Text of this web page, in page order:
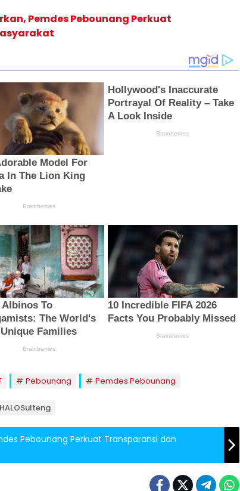
Pemdes Pebounang Perkuat
Pebounang Pemdes Pebounang
Pebounang Perkuat Transparansi dan